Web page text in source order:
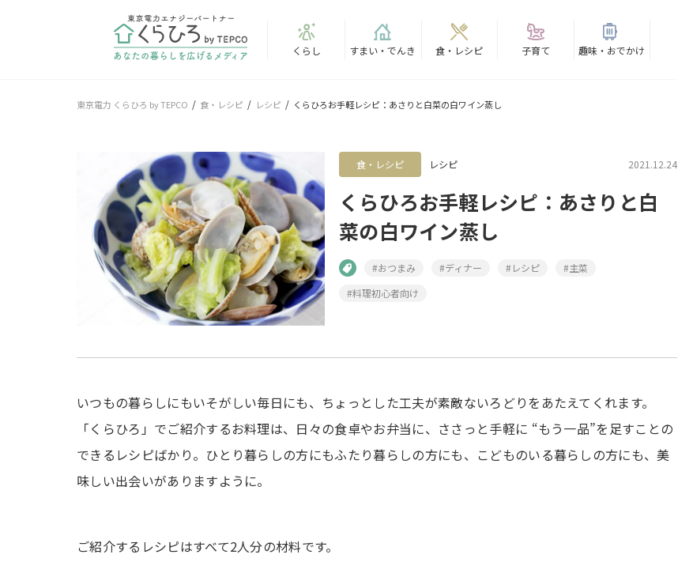
くらし すまい・でんき 食・レシピ 子育て 趣味・おでかけ
東京電力 くらひろ by TEPCO 食・レシピ レシピ くらひろお手軽レシピ：あさりと白菜の白ワイン蒸し
2021.12.24
食・レシピ レシピ
くらひろお手軽レシピ：あさりと白
菜の白ワイン蒸し
#おつまみ #ディナー #レシピ
#主菜
#料理初心者向け
いつもの暮らしにもいそがしい毎日にも、ちょっとした工夫が素敵ないろどりをあたえてくれます。
「くらひろ」でご紹介するお料理は、日々の食卓やお弁当に、ささっと手軽に “もう一品”を足すことの
できるレシピばかり。ひとり暮らしの方にもふたり暮らしの方にも、こどものいる暮らしの方にも、美
味しい出会いがありますように。
ご紹介するレシピはすべて2人分の材料です。